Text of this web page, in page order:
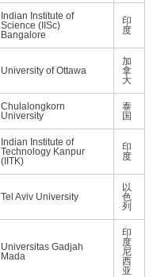
Indian Institute of
Science (IISc)
Bangalore
印
度
University of Ottawa
加
拿
大
Chulalongkorn
University
泰
国
Indian Institute of
Technology Kanpur
(IITK)
印
度
Tel Aviv University
以
色
列
Universitas Gadjah
Mada
印
度
尼
西
亚